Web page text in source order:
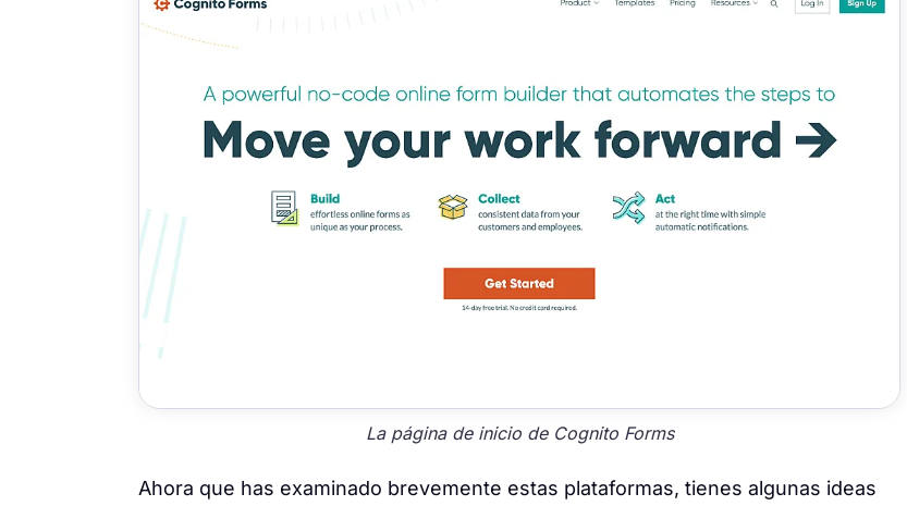
La página de inicio de Cognito Forms
Ahora que has examinado brevemente estas plataformas, tienes algunas ideas